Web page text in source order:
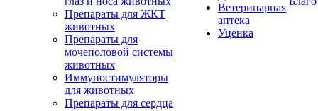
Препараты для ЖКТ
животных
Препараты для
мочеполовой системы
животных
Иммуностимуляторы
для животных
Препараты для сердца
Ветеринарная
аптека
Уценка